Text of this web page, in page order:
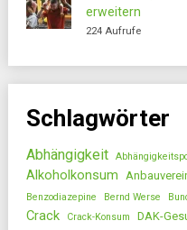
erweitern
224 Aufrufe
Schlagwörter
Abhängigkeit
Alkoholkonsum
Benzodiazepine
Bernd Werse
Crack Crack-Konsum DAK-